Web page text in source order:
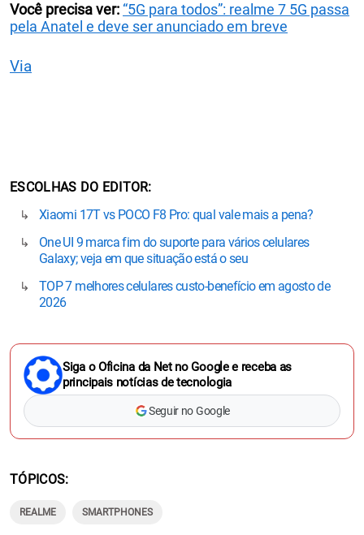
Você precisa ver: “5G para todos”: realme 7 5G passa
pela Anatel e deve ser anunciado em breve
Via
ESCOLHAS DO EDITOR
Xiaomi 17T vs POCO F8 Pro: qual vale mais a pena?
One UI 9 marca fim do suporte para vários celulares
Galaxy; veja em que situação está o seu
TOP 7 melhores celulares custo-benefício em agosto de
2026
Siga o Oficina da Net no Google e receba as
principais notícias de tecnologia
Seguir no Google
TÓPICOS
REALME SMARTPHONES